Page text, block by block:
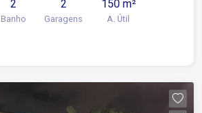
região tranquila e valorizada de
escolas e transporte
e comodidade: Playground
2
Banho
2
Garagens
150 m²
A. Útil